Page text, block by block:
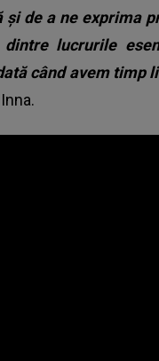
și de a ne exprima
lucrurile
când avem timp